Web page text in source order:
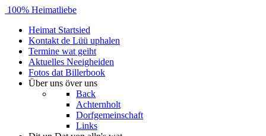
100% Heimatliebe
Heimat Startsied
Kontakt de Lüü uphalen
Termine wat geiht
Aktuelles Neeigheiden
Fotos dat Billerbook
Über uns över uns
Back
Achternholt
Dorfgemeinschaft
Links